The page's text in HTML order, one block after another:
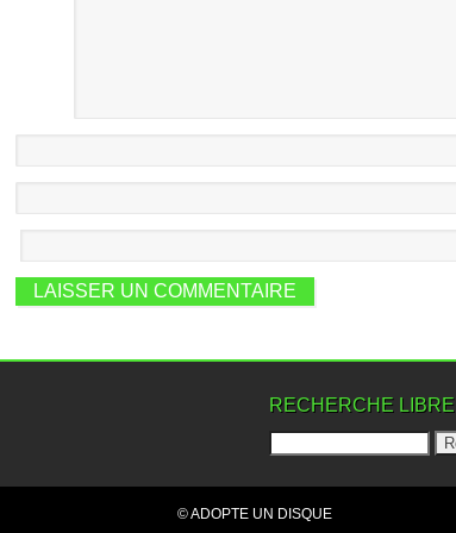
RECHERCHE LIBRE
© ADOPTE UN DISQUE